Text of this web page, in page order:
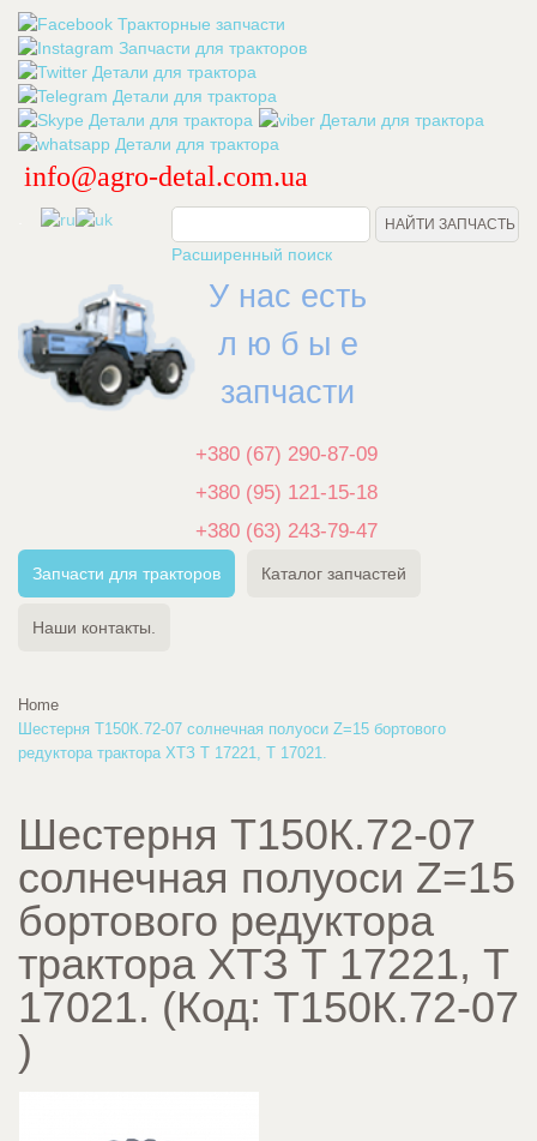
info@agro-detal.com.ua
Расширенный поиск
У нас есть
л ю б ы е
запчасти
+380 (67) 290-87-09
+380 (95) 121-15-18
+380 (63) 243-79-47
Запчасти для тракторов Каталог запчастей
Наши контакты.
Home
Шестерня Т150К.72-07 солнечная полуоси Z=15 бортового
редуктора трактора ХТЗ Т 17221, Т 17021.
Шестерня Т150К.72-07
солнечная полуоси Z=15
бортового редуктора
трактора ХТЗ Т 17221, Т
17021. (Код: Т150К.72-07
)